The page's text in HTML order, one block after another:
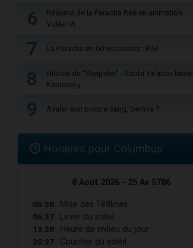
6
Résumé de la Paracha Réé en animation
Vidéo IA
7 La Paracha en 60 secondes : Réé
8
Hiloula du "Steïpeler" : Rabbi Ya’acov Israël
Kanievsky
9 Avaler son propre sang, permis ?
Horaires pour Columbus
8 Août 2026 - 25 Av 5786
05:38 Mise des Téfilines
06:37 Lever du soleil
13:38 Heure de milieu du jour
20:37 Coucher du soleil